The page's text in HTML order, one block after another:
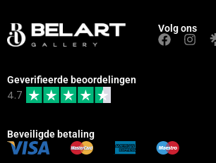
Volg ons
Geverifieerde beoordelingen
4.7
Beveiligde betaling